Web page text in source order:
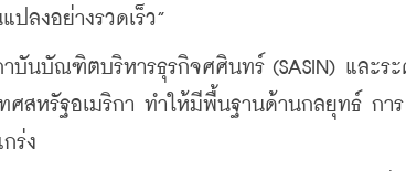
ลงอย่างรวดเร็ว”
นบัณฑิตบริหารธุรกิจศศินทร์ (SASIN) และร
ศสหรัฐอเมริกา ทำให้มีพื้นฐานด้านกลยุทธ์ การ
ร่ง